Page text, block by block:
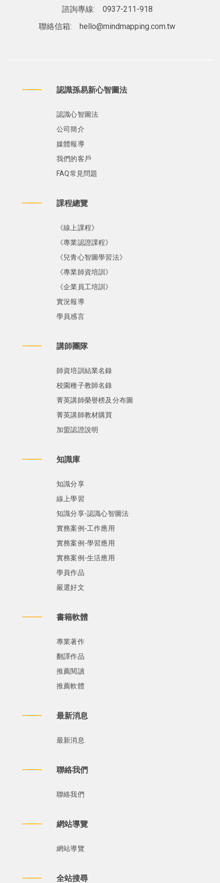
諮詢專線:
0937-211-918
聯絡信箱:
hello@mindmapping.com.tw
認識孫易新心智圖法
認識心智圖法
公司簡介
媒體報導
我們的客戶
FAQ常見問題
課程總覽
《線上課程》
《專業認證課程》
《兒青心智圖學習法》
《專業師資培訓》
《企業員工培訓》
實況報導
學員感言
講師團隊
師資培訓結業名錄
校園種子教師名錄
菁英講師榮譽榜及分布圖
菁英講師教材購買
加盟認證說明
知識庫
知識分享
線上學習
知識分享-認識心智圖法
實務案例-工作應用
實務案例-學習應用
實務案例-生活應用
學員作品
嚴選好文
書籍軟體
專業著作
翻譯作品
推薦閱讀
推薦軟體
最新消息
最新消息
聯絡我們
聯絡我們
網站導覽
網站導覽
全站搜尋